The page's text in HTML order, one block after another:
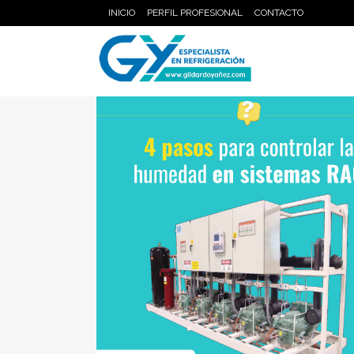
INICIO PERFIL PROFESIONAL CONTACTO